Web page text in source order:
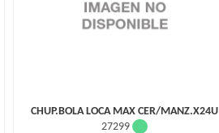
CHUP.BOLA LOCA MAX CER/MANZ.X24U
27299